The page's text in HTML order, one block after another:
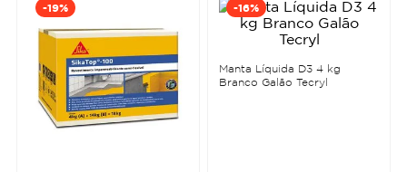
-19% -16%
Manta Líquida D3 4 kg
Branco Galão Tecryl